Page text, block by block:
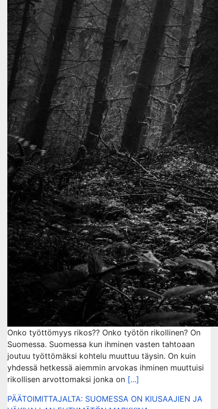
Onko työttömyys rikos?? Onko työtön rikollinen? On
Suomessa. Suomessa kun ihminen vasten tahtoaan
joutuu työttömäksi kohtelu muuttuu täysin. On kuin
yhdessä hetkessä aiemmin arvokas ihminen muuttuisi
rikollisen arvottomaksi jonka on [...]
PÄÄTOIMITTAJALTA: SUOMESSA ON KIUSAAJIEN JA